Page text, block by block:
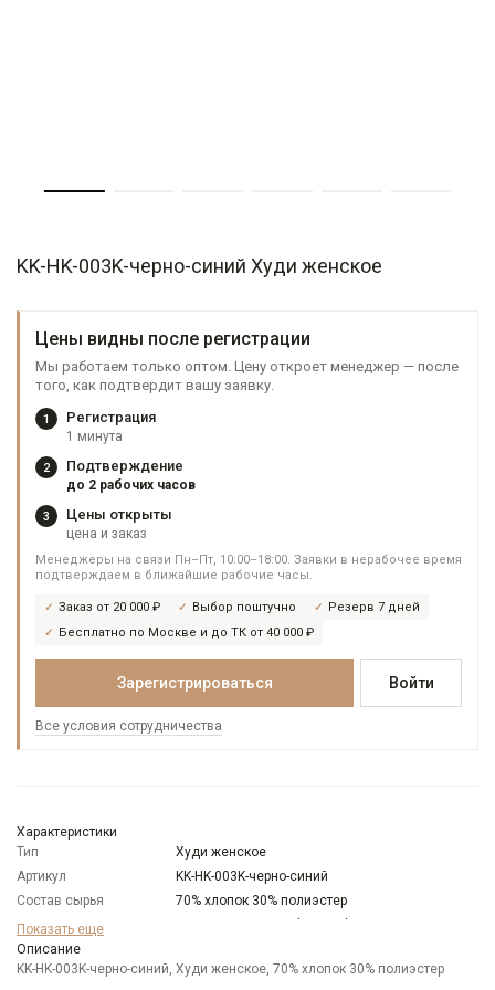
KK-HK-003K-черно-синий Худи женское
Цены видны после регистрации
Мы работаем только оптом. Цену откроет менеджер — после
того, как подтвердит вашу заявку.
1 Регистрация
1 минута
2 Подтверждение
до 2 рабочих часов
3 Цены открыты
цена и заказ
Менеджеры на связи Пн–Пт, 10:00–18:00. Заявки в нерабочее время
подтверждаем в ближайшие рабочие часы.
Заказ от 20 000 ₽ Выбор поштучно
Резерв 7 дней
Бесплатно по Москве и до ТК от 40 000 ₽
Зарегистрироваться Войти
Все условия сотрудничества
Характеристики
Тип
Худи женское
Артикул
KK-HK-003K-черно-синий
Состав сырья
70% хлопок 30% полиэстер
Бренд
Модель
Цвет
Синий
Показать еще
Описание
KK-HK-003K-черно-синий, Худи женское, 70% хлопок 30% полиэстер